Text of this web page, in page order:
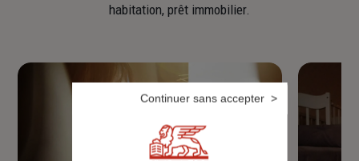
habitation, prêt immobilier.
Continuer sans accepter